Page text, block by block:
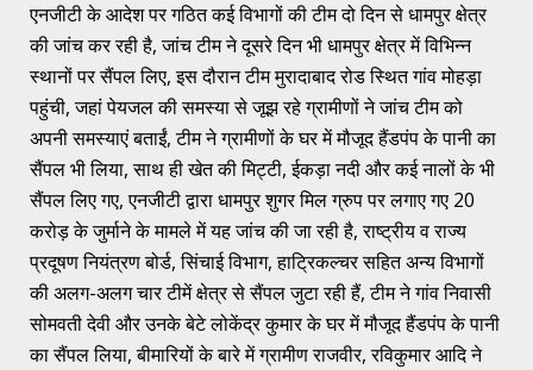
एनजीटी के आदेश पर गठित कई विभागों की टीम दो दिन से धामपुर क्षेत्र
की जांच कर रही है, जांच टीम ने दूसरे दिन भी धामपुर क्षेत्र में विभिन्न
स्थानों पर सैंपल लिए, इस दौरान टीम मुरादाबाद रोड स्थित गांव मोहड़ा
पहुंची, जहां पेयजल की समस्या से जूझ रहे ग्रामीणों ने जांच टीम को
अपनी समस्याएं बताईं, टीम ने ग्रामीणों के घर में मौजूद हैंडपंप के पानी का
सैंपल भी लिया, साथ ही खेत की मिट्टी, ईकड़ा नदी और कई नालों के भी
सैंपल लिए गए, एनजीटी द्वारा धामपुर शुगर मिल ग्रुप पर लगाए गए 20
करोड़ के जुर्माने के मामले में यह जांच की जा रही है, राष्ट्रीय व राज्य
प्रदूषण नियंत्रण बोर्ड, सिंचाई विभाग, हाट्रिकल्चर सहित अन्य विभागों
की अलग-अलग चार टीमें क्षेत्र से सैंपल जुटा रही हैं, टीम ने गांव निवासी
सोमवती देवी और उनके बेटे लोकेंद्र कुमार के घर में मौजूद हैंडपंप के पानी
का सैंपल लिया, बीमारियों के बारे में ग्रामीण राजवीर, रविकुमार आदि ने